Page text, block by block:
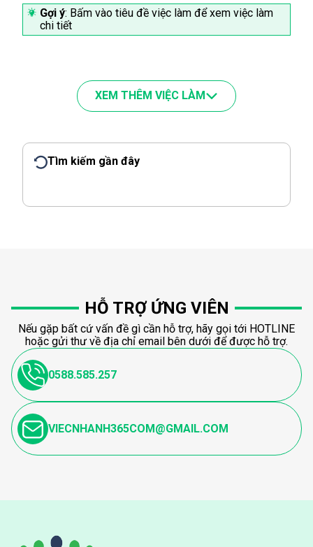
Gợi ý: Bấm vào tiêu đề việc làm để xem việc làm
chi tiết
XEM THÊM VIỆC LÀM
Tìm kiếm gần đây
HỖ TRỢ ỨNG VIÊN
Nếu gặp bất cứ vấn đề gì cần hỗ trợ, hãy gọi tới HOTLINE
hoặc gửi thư về địa chỉ email bên dưới để được hỗ trợ.
0588.585.257
VIECNHANH365COM@GMAIL.COM